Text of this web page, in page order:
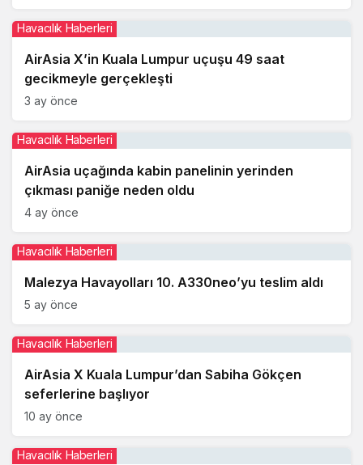
AirAsia X’in Kuala Lumpur uçuşu 49 saat
gecikmeyle gerçekleşti
Havacılık Haberleri
3 ay önce
AirAsia uçağında kabin panelinin yerinden
çıkması paniğe neden oldu
Havacılık Haberleri
4 ay önce
Malezya Havayolları 10. A330neo’yu teslim aldı
Havacılık Haberleri
5 ay önce
AirAsia X Kuala Lumpur’dan Sabiha Gökçen
seferlerine başlıyor
Havacılık Haberleri
10 ay önce
Havacılık Haberleri